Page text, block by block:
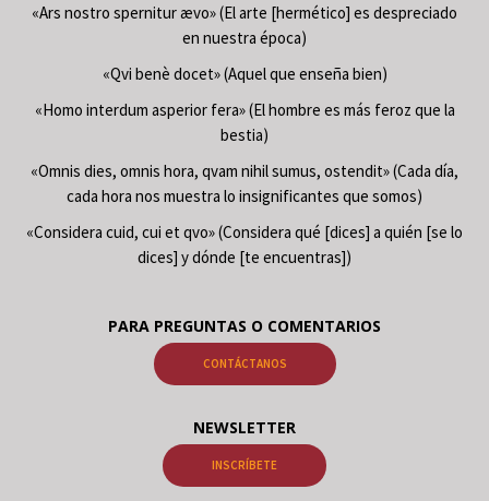
«Ars nostro spernitur ævo» (El arte [hermético] es despreciado
en nuestra época)
«Qvi benè docet» (Aquel que enseña bien)
«Homo interdum asperior fera» (El hombre es más feroz que la
bestia)
«Omnis dies, omnis hora, qvam nihil sumus, ostendit» (Cada día,
cada hora nos muestra lo insignificantes que somos)
«Considera cuid, cui et qvo» (Considera qué [dices] a quién [se lo
dices] y dónde [te encuentras])
PARA PREGUNTAS O COMENTARIOS
CONTÁCTANOS
NEWSLETTER
INSCRÍBETE